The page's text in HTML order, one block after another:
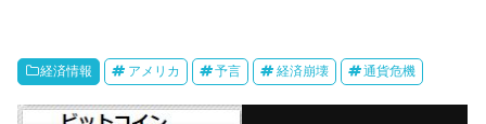
経済情報 アメリカ 予言 経済崩壊 通貨危機